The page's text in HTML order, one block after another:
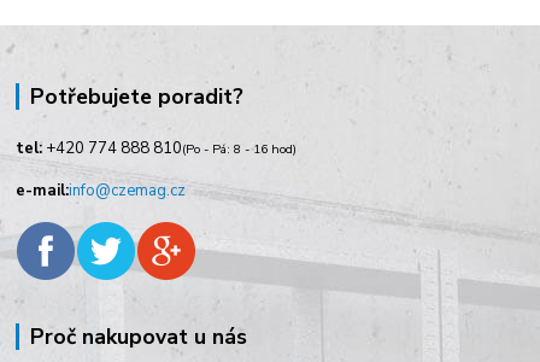
Potřebujete poradit?
tel: +420 774 888 810(Po - Pá: 8 - 16 hod)
e-mail:info@czemag.cz
Proč nakupovat u nás